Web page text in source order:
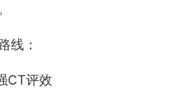
线：
CT评效